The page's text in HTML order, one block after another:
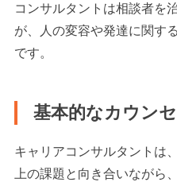
コンサルタントは相談者を
が、人の変容や発達に関す
です。
基本的なカウン
キャリアコンサルタントは
上の課題と向き合いながら